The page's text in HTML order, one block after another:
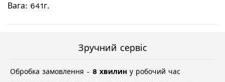
Вага: 641г.
Зручний сервіс
Обробка замовлення - 8 хвилин у робочий час